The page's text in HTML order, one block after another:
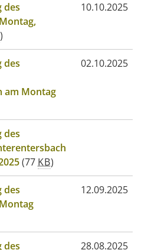
des
)
10.10.2025
des
am Montag
02.10.2025
des
(77KB)
des
12.09.2025
des 28.08.2025